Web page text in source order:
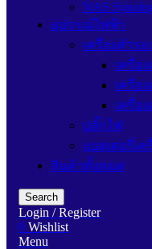
NAS
อุปกรณ์ไฟฟ้า
เครื่องสำรอ
เครื่อ
เครื่อ
เครื่อ
ปลั๊กไฟ
แบตเตอรี่เค
สินค้าทั้งหมด
Search
Login / Register
0 Wishlist
Menu